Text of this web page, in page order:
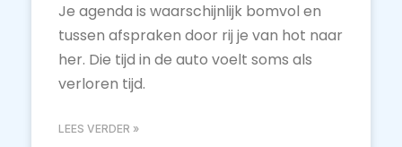
Je agenda is waarschijnlijk bomvol en
tussen afspraken door rij je van hot naar
her. Die tijd in de auto voelt soms als
verloren tijd.
LEES VERDER »